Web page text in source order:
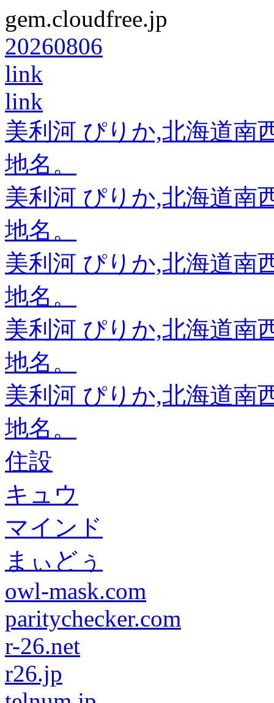
gem.cloudfree.jp
20260806
link
link
美利河 ぴりか,北海道南
地名。
美利河 ぴりか,北海道南
地名。
美利河 ぴりか,北海道南
地名。
美利河 ぴりか,北海道南
地名。
美利河 ぴりか,北海道南
地名。
住設
キュウ
マインド
まぃどぅ
owl-mask.com
paritychecker.com
r-26.net
r26.jp